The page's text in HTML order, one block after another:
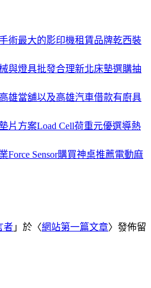
術最大的影印機租賃品牌乾西裝
與燈具批發合理新北床墊選購抽
雄當舖以及高雄汽車借款有廚具
片方案Load Cell荷重元優選導熱
Force Sensor購買神桌推薦電動麻
者 」於〈網站第一篇文章〉發佈留